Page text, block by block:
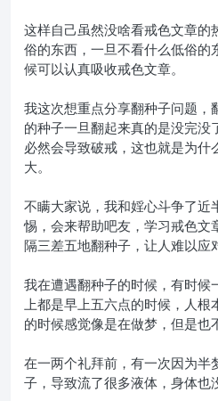
这样自己虽然没啥看戒色文章的
俗的东西，一旦不看什么低俗的
候可以认真吸收戒色文章。
我这次想重点分享翻种子问题，
的种子一旦翻起来真的是没完没
必然会导致破戒，这也就是为什
大。
不瞒大家说，我和婬心斗争了近
惕，会来帮助吧友，学习戒色文
隔三差五地翻种子，让人难以应
我在遭遇翻种子的时候，有时候
上都是早上五六点的时候，人根
的时候感觉像是在做梦，但是也
在一两个礼拜前，有一次因为半
子，导致流了很多液体，身体也